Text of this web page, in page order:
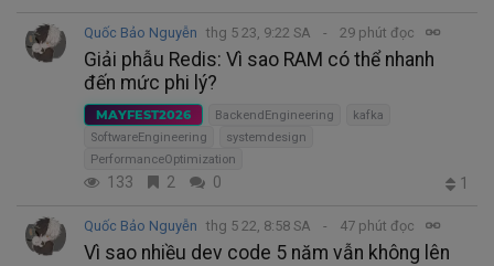
Quốc Bảo Nguyễn thg 5 23, 9:22 SA 29 phút đọc
Giải phẫu Redis: Vì sao RAM có thể nhanh
đến mức phi lý?
MAYFEST2026 BackendEngineering
kafka
SoftwareEngineering
systemdesign
PerformanceOptimization
133 2 0 1
Quốc Bảo Nguyễn thg 5 22, 8:58 SA 47 phút đọc
Vì sao nhiều dev code 5 năm vẫn không lên